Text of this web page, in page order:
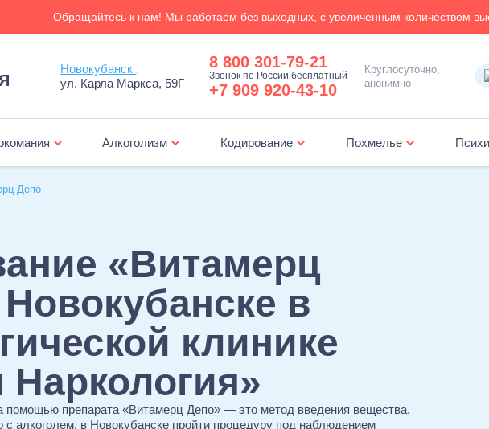
Обращайтесь к нам! Мы работаем без выходных, с увеличенным количеством
Новокубанск ,
ул. Карла Маркса, 59Г
8 800 301-79-21
Звонок по России бесплатный
+7 909 920-43-10
Круглосуточно,
анонимно
Алкоголизм Кодирование Похмелье
Депо
«Витамерц
в
клинике
Наркология»
помощью препарата «Витамерц Депо» — это метод введения вещества,
с алкоголем. в Новокубанске пройти процедуру под наблюдением